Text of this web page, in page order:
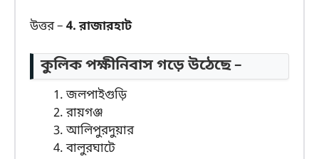
উত্তর – 4. রাজারহাট
কুলিক পক্ষীনিবাস গড়ে উঠেছে –
জলপাইগুড়ি
রায়গঞ্জ
আলিপুরদুয়ার
বালুরঘাটে